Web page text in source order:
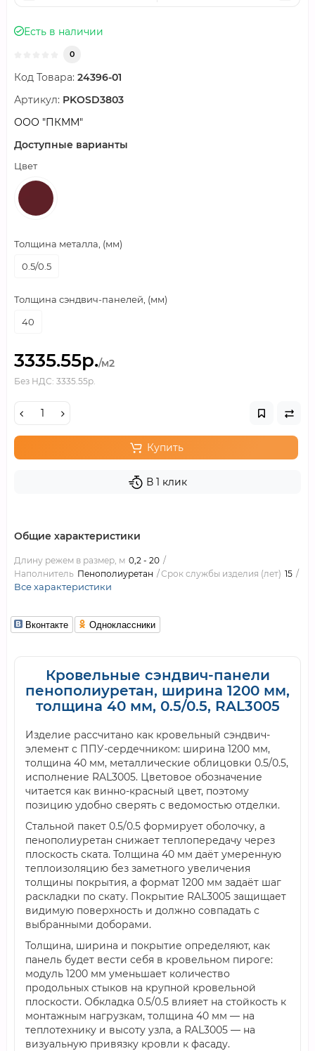
Есть в наличии
0
Код Товара: 24396-01
Артикул: PKOSD3803
ООО "ПКММ"
Доступные варианты
Цвет
Толщина металла, (мм)
0.5/0.5
Толщина сэндвич-панелей, (мм)
40
3335.55р./м2
Без НДС: 3335.55р.
Купить
В 1 клик
Общие характеристики
Длину режем в размер, м 0,2 - 20
Наполнитель Пенополиуретан Срок службы изделия (лет) 15
Все характеристики
Вконтакте Одноклассники
Кровельные сэндвич-панели
пенополиуретан, ширина 1200 мм,
толщина 40 мм, 0.5/0.5, RAL3005
Изделие рассчитано как кровельный сэндвич-
элемент с ППУ-сердечником: ширина 1200 мм,
толщина 40 мм, металлические облицовки 0.5/0.5,
исполнение RAL3005. Цветовое обозначение
читается как винно-красный цвет, поэтому
позицию удобно сверять с ведомостью отделки.
Стальной пакет 0.5/0.5 формирует оболочку, а
пенополиуретан снижает теплопередачу через
плоскость ската. Толщина 40 мм даёт умеренную
теплоизоляцию без заметного увеличения
толщины покрытия, а формат 1200 мм задаёт шаг
раскладки по скату. Покрытие RAL3005 защищает
видимую поверхность и должно совпадать с
выбранными доборами.
Толщина, ширина и покрытие определяют, как
панель будет вести себя в кровельном пироге:
модуль 1200 мм уменьшает количество
продольных стыков на крупной кровельной
плоскости. Обкладка 0.5/0.5 влияет на стойкость к
монтажным нагрузкам, толщина 40 мм — на
теплотехнику и высоту узла, а RAL3005 — на
визуальную привязку кровли к фасаду.